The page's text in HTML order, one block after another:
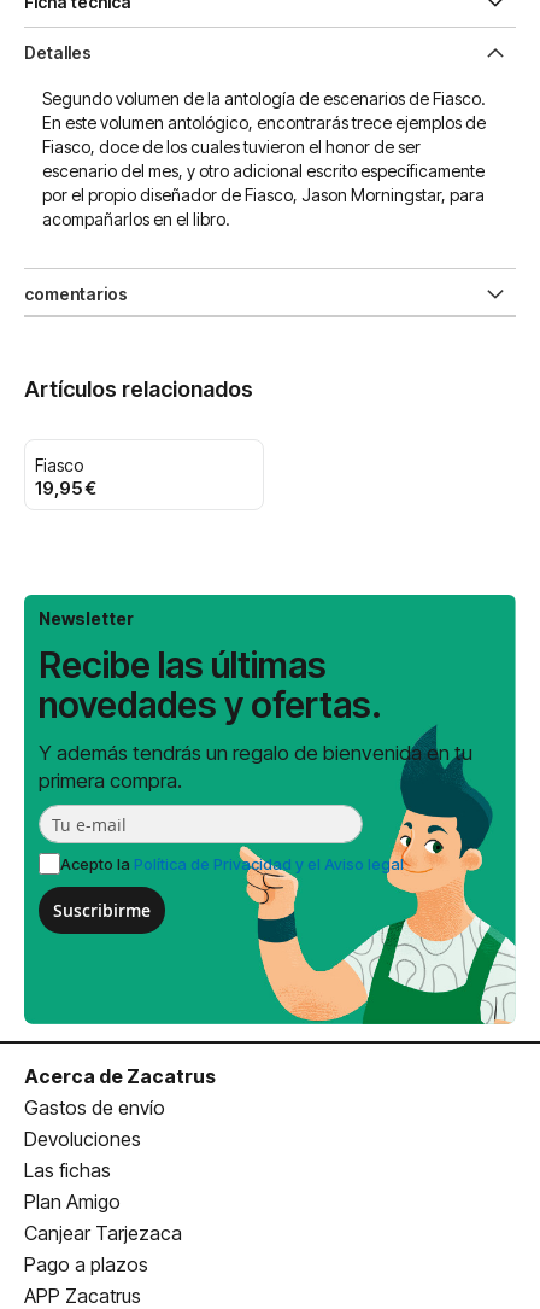
Detalles
Segundo volumen de la antología de escenarios de Fiasco.
En este volumen antológico, encontrarás trece ejemplos de
Fiasco, doce de los cuales tuvieron el honor de ser
escenario del mes, y otro adicional escrito específicamente
por el propio diseñador de Fiasco, Jason Morningstar, para
acompañarlos en el libro.
comentarios
Artículos relacionados
Fiasco
19,95 €
Newsletter
Recibe las últimas
novedades y ofertas.
Y además tendrás un regalo de bienvenida en tu
primera compra.
Acepto la Política de Privacidad y el Aviso legal
Suscribirme
Acerca de Zacatrus
Gastos de envío
Devoluciones
Las fichas
Plan Amigo
Canjear Tarjezaca
Pago a plazos
APP Zacatrus